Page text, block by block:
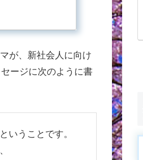
が、新社会人に向け
ージに次のように書
いうことです。